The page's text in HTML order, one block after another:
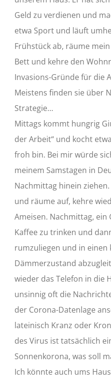
Geld zu verdienen und
etwa Sport und läuft
Frühstück ab, räume
Bett und kehre den
Invasions-Gründe für die
Meistens finden sie über
Strategie…
Mittags kommt hungrig
der Arbeit“ und kocht
froh bin. Bei mir würde
meinem Samstagen in
Nachmittag hinein
und räume auf, kehre
Ameisen. Nachmittag,
Kaffee zu trinken und
rumzuliegen und in
Dämmerzustand
wieder das Telefon in die
unsinnig oft die
der Corona-Datenlage
lateinisch Kranz oder
des Virus ist tatsächlich
Sonnenkorona, was soll
Ich könnte auch ums